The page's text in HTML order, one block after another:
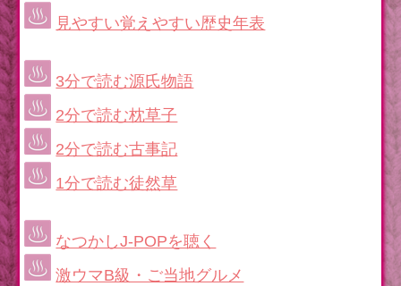
見やすい覚えやすい歴史年表
3分で読む源氏物語
2分で読む枕草子
2分で読む古事記
1分で読む徒然草
なつかしJ-POPを聴く
激ウマB級・ご当地グルメ